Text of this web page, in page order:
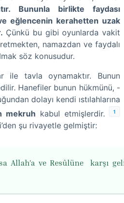
Bununla birlikte faydası
eğlencenin kerahetten uzak
Çünkü bu gibi oyunlarda vakit
namazdan ve faydalı
söz konusudur.
ile tavla oynamaktır. Bunun
Hanefiler bunun hükmünü, -
dolayı kendi ıstılahlarına
mekruh kabul etmişlerdir. 1
şu rivayetle gelmiştir:
Allah’a ve Resûlüne karşı